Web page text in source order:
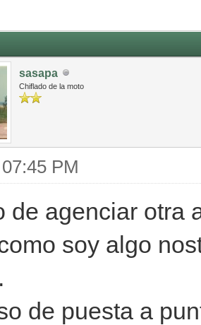
sasapa
Chiflado de la moto
PM
de agenciar otra
soy algo
de puesta a